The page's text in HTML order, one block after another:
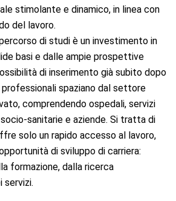
stimolante e dinamico, in linea con
del lavoro.
di studi è un investimento in
basi e dalle ampie prospettive
di inserimento già subito dopo
professionali spaziano dal settore
comprendendo ospedali, servizi
sanitarie e aziende. Si tratta di
solo un rapido accesso al lavoro,
di sviluppo di carriera:
formazione, dalla ricerca
servizi.